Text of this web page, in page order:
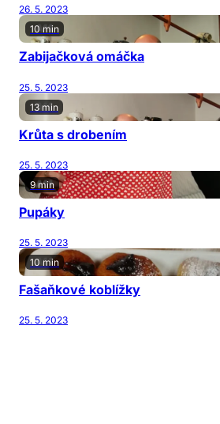
26. 5. 2023
10 min
Zabijačková omáčka
25. 5. 2023
13 min
Krůta s drobením
25. 5. 2023
9 min
Pupáky
25. 5. 2023
10 min
Fašaňkové koblížky
25. 5. 2023